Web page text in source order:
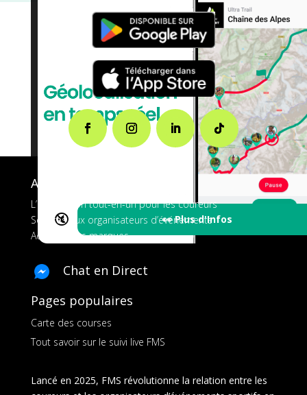
🔇 👀 Plus d'Infos
A propos de FMS
L’application tout-en-un pour les coureurs
Services aux organisateurs d’événements
Ads pour les marques
Chat en Direct
Pages populaires
Carte des courses
Tout savoir sur le suivi live FMS
Lancé en 2025, FMS révolutionne la relation entre les